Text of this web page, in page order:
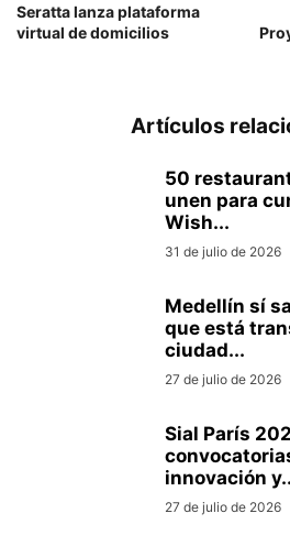
Seratta lanza plataforma
virtual de domicilios
Artículos
50
unen para
Wish...
31 de julio de 2026
Medellín sí
que está
ciudad...
27 de julio de 2026
Sial París
innovación
27 de julio de 2026